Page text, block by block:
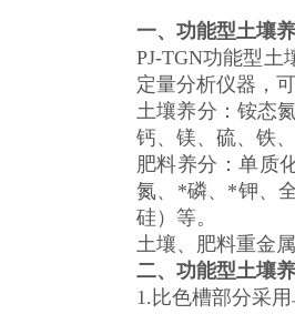
一、 功能型土壤
PJ-TGN功能型
定量分析仪器，
土壤养分：铵态
钙、镁、硫、铁
肥料养分：单质
氮、*磷、*钾、
硅）等。
土壤、肥料重金
二、 功能型土壤
1.比色槽部分采